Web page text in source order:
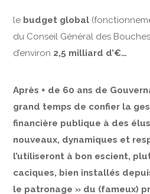
le budget global
du Conseil Général des
d’environ 2,5 milliard d’€…
Après + de 60 ans de
grand temps de confier la
financière publique à des élus
nouveaux, dynamiques et
l’utiliseront à bon escient,
caciques, bien installés
le patronage » du (fameux)